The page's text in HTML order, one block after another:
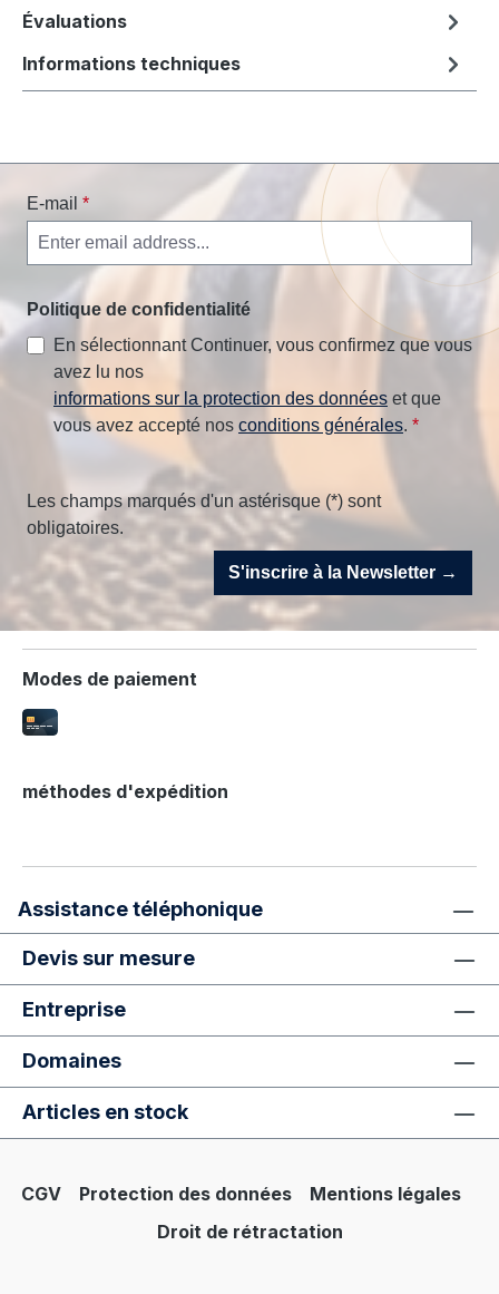
Évaluations
Informations techniques
E-mail *
Politique de confidentialité
En sélectionnant Continuer, vous confirmez que vous
avez lu nos
informations sur la protection des données et que
vous avez accepté nos conditions générales. *
Les champs marqués d'un astérisque (*) sont
obligatoires.
S'inscrire à la Newsletter →
Modes de paiement
méthodes d'expédition
Assistance téléphonique
Devis sur mesure
Entreprise
Domaines
Articles en stock
CGV Protection des données
Mentions légales
Droit de rétractation